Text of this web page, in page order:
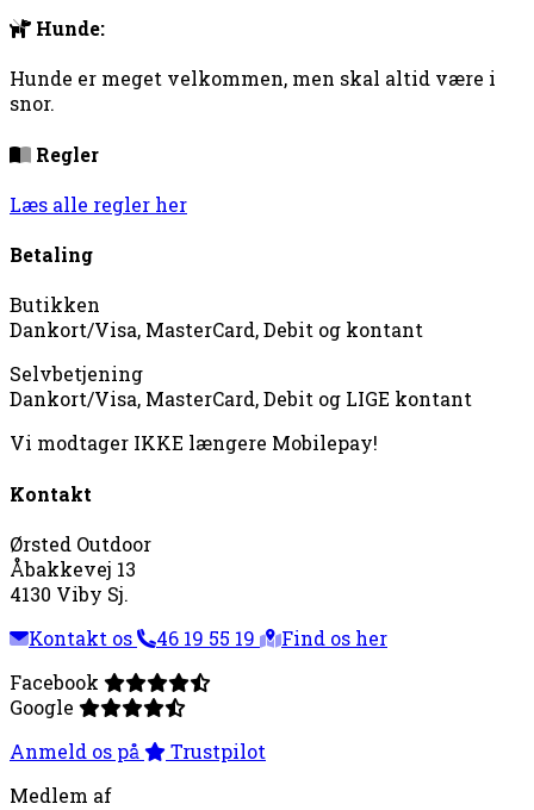
Hunde:
Hunde er meget velkommen, men skal altid være i
snor.
Regler
Læs alle regler her
Betaling
Butikken
Dankort/Visa, MasterCard, Debit og kontant
Selvbetjening
Dankort/Visa, MasterCard, Debit og LIGE kontant
Vi modtager IKKE længere Mobilepay!
Kontakt
Ørsted Outdoor
Åbakkevej 13
4130 Viby Sj.
Kontakt os
46 19 55 19
Find os her
Facebook
Google
Anmeld os på
Trustpilot
Medlem af